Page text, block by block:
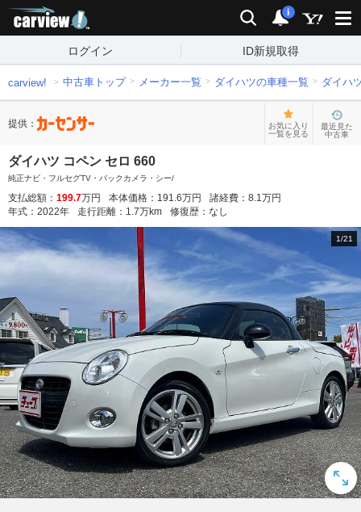
検索 通知
i
ログイン ID新規取得
carview! 中古車トップ メーカー一覧 ダイハツの車種一覧 ダイハ
提供：
お気に入り
一覧を見る
最近見た
中古車
ダイハツ コペン セロ 660
純正ナビ・フルセグTV・バックカメラ・シー/
支払総額： 199.7万円 本体価格： 191.6万円 諸経費： 8.1万円
年式： 2022年 走行距離： 1.7万km 修復歴： なし
1/21